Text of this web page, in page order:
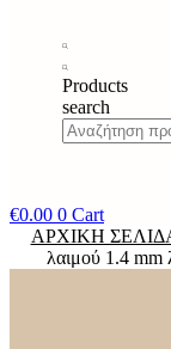
Products
search
€0.00 0 Cart
ΑΡΧΙΚΉ
λαιμού 1.4 mm